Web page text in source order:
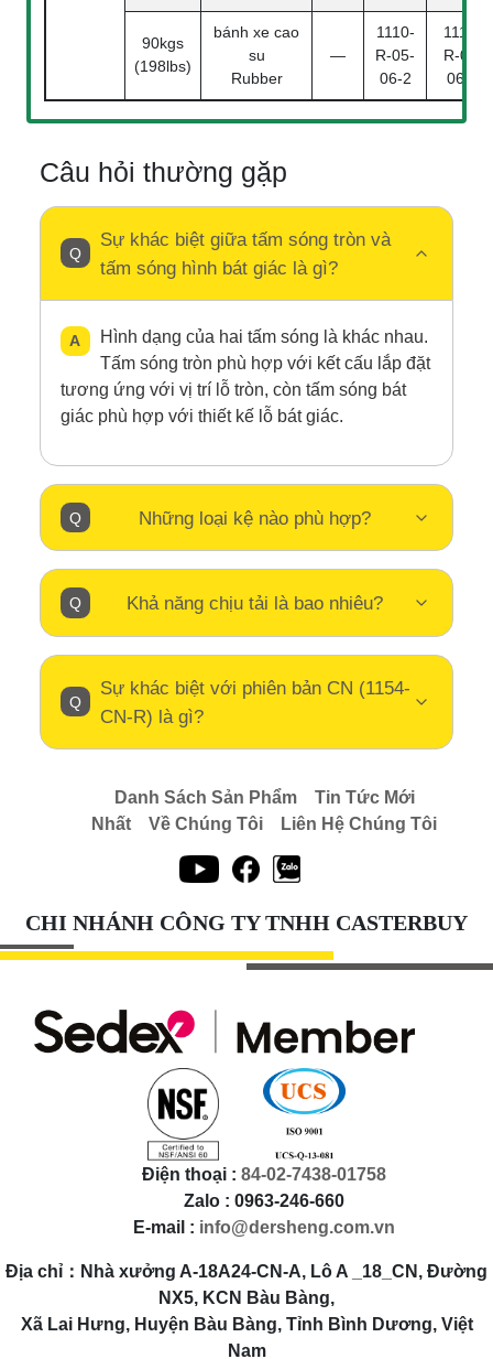
90kgs
(198lbs)
bánh xe cao
su
Rubber
—
1110-
R-05-
06-2
1110-
R-05-
06-4
Câu hỏi thường gặp
Sự khác biệt giữa tấm sóng tròn và
tấm sóng hình bát giác là gì?
Hình dạng của hai tấm sóng là khác nhau.
Tấm sóng tròn phù hợp với kết cấu lắp đặt
tương ứng với vị trí lỗ tròn, còn tấm sóng bát
giác phù hợp với thiết kế lỗ bát giác.
Những loại kệ nào phù hợp?
Khả năng chịu tải là bao nhiêu?
Sự khác biệt với phiên bản CN (1154-
CN-R) là gì?
Danh Sách Sản Phẩm
Tin Tức Mới
Nhất
Về Chúng Tôi Liên Hệ Chúng Tôi
CHI NHÁNH CÔNG TY TNHH CASTERBUY
Điện thoại : 84-02-7438-01758
Zalo : 0963-246-660
E-mail : info@dersheng.com.vn
Địa chỉ：Nhà xưởng A-18A24-CN-A, Lô A _18_CN, Đường
NX5, KCN Bàu Bàng,
Xã Lai Hưng, Huyện Bàu Bàng, Tỉnh Bình Dương, Việt
Nam